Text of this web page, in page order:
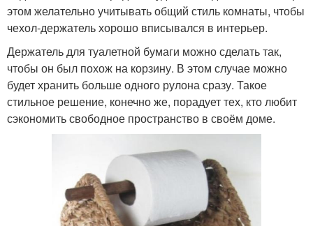
этом желательно учитывать общий стиль комнаты, чтобы
чехол-держатель хорошо вписывался в интерьер.
Держатель для туалетной бумаги можно сделать так,
чтобы он был похож на корзину. В этом случае можно
будет хранить больше одного рулона сразу. Такое
стильное решение, конечно же, порадует тех, кто любит
сэкономить свободное пространство в своём доме.